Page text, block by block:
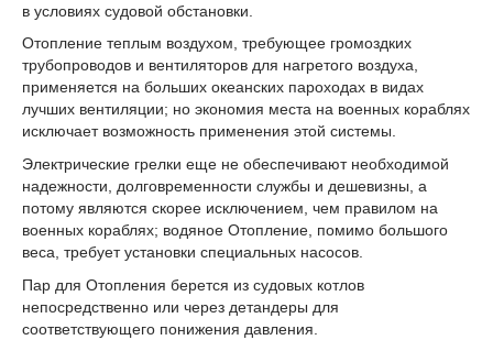
в условиях судовой обстановки.
Отопление теплым воздухом, требующее громоздких
трубопроводов и вентиляторов для нагретого воздуха,
применяется на больших океанских пароходах в видах
лучших вентиляции; но экономия места на военных кораблях
исключает возможность применения этой системы.
Электрические грелки еще не обеспечивают необходимой
надежности, долговременности службы и дешевизны, а
потому являются скорее исключением, чем правилом на
военных кораблях; водяное Отопление, помимо большого
веса, требует установки специальных насосов.
Пар для Отопления берется из судовых котлов
непосредственно или через детандеры для
соответствующего понижения давления.